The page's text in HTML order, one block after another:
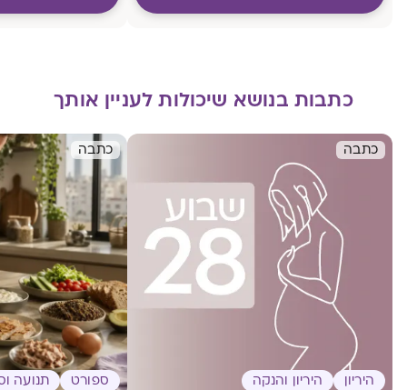
כתבות בנושא שיכולות לעניין אותך
כתבה
היריון היריון והנקה
כתבה
ספורט תנועה